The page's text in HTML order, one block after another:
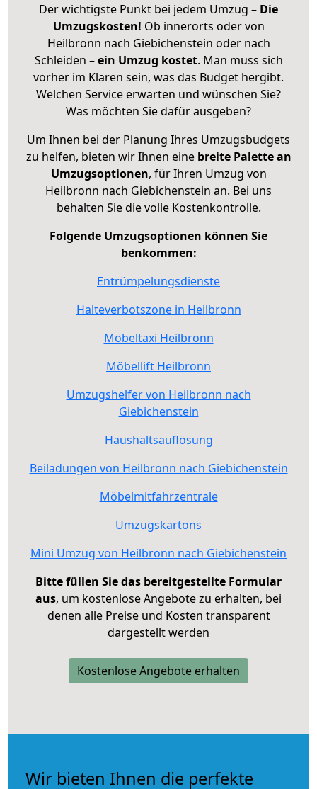
Der wichtigste Punkt bei jedem Umzug – Die
Umzugskosten! Ob innerorts oder von
Heilbronn nach Giebichenstein oder nach
Schleiden –ein Umzug kostet. Man muss sich
vorher im Klaren sein, was das Budget hergibt.
Welchen Service erwarten und wünschen Sie?
Was möchten Sie dafür ausgeben?
Um Ihnen bei der Planung Ihres Umzugsbudgets
zu helfen, bieten wir Ihnen eine breite Palette an
Umzugsoptionen, für Ihren Umzug von
Heilbronn nach Giebichenstein an. Bei uns
behalten Sie die volle Kostenkontrolle.
Folgende Umzugsoptionen können Sie
benkommen:
Entrümpelungsdienste
Halteverbotszone in Heilbronn
Möbeltaxi Heilbronn
Möbellift Heilbronn
Umzugshelfer von Heilbronn nach
Giebichenstein
Haushaltsauflösung
Beiladungen von Heilbronn nach Giebichenstein
Möbelmitfahrzentrale
Umzugskartons
Mini Umzug von Heilbronn nach Giebichenstein
Bitte füllen Sie das bereitgestellte Formular
aus, um kostenlose Angebote zu erhalten, bei
denen alle Preise und Kosten transparent
dargestellt werden
Kostenlose Angebote erhalten
Wir bieten Ihnen die perfekte